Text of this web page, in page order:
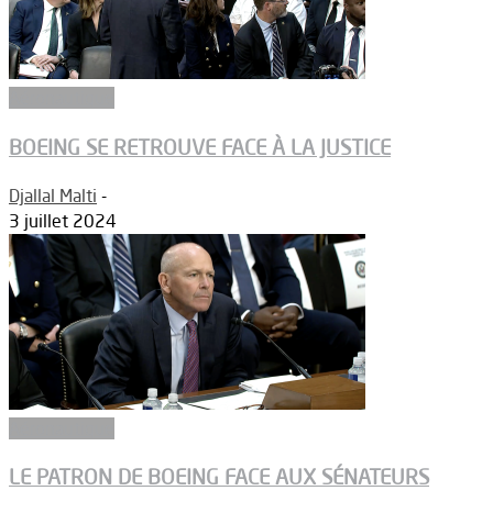
BOEING SE RETROUVE FACE À LA JUSTICE
Djallal Malti -
3 juillet 2024
LE PATRON DE BOEING FACE AUX SÉNATEURS